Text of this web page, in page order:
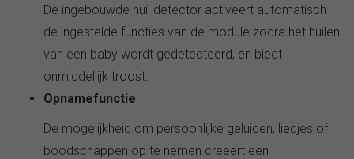
De ingebouwde huil detector activeert automatisch
de ingestelde functies van de module zodra het huilen
van een baby wordt gedetecteerd, en biedt
onmiddellijk troost.
Opnamefunctie
De mogelijkheid om persoonlijke geluiden, liedjes of
boodschappen op te nemen creëert een